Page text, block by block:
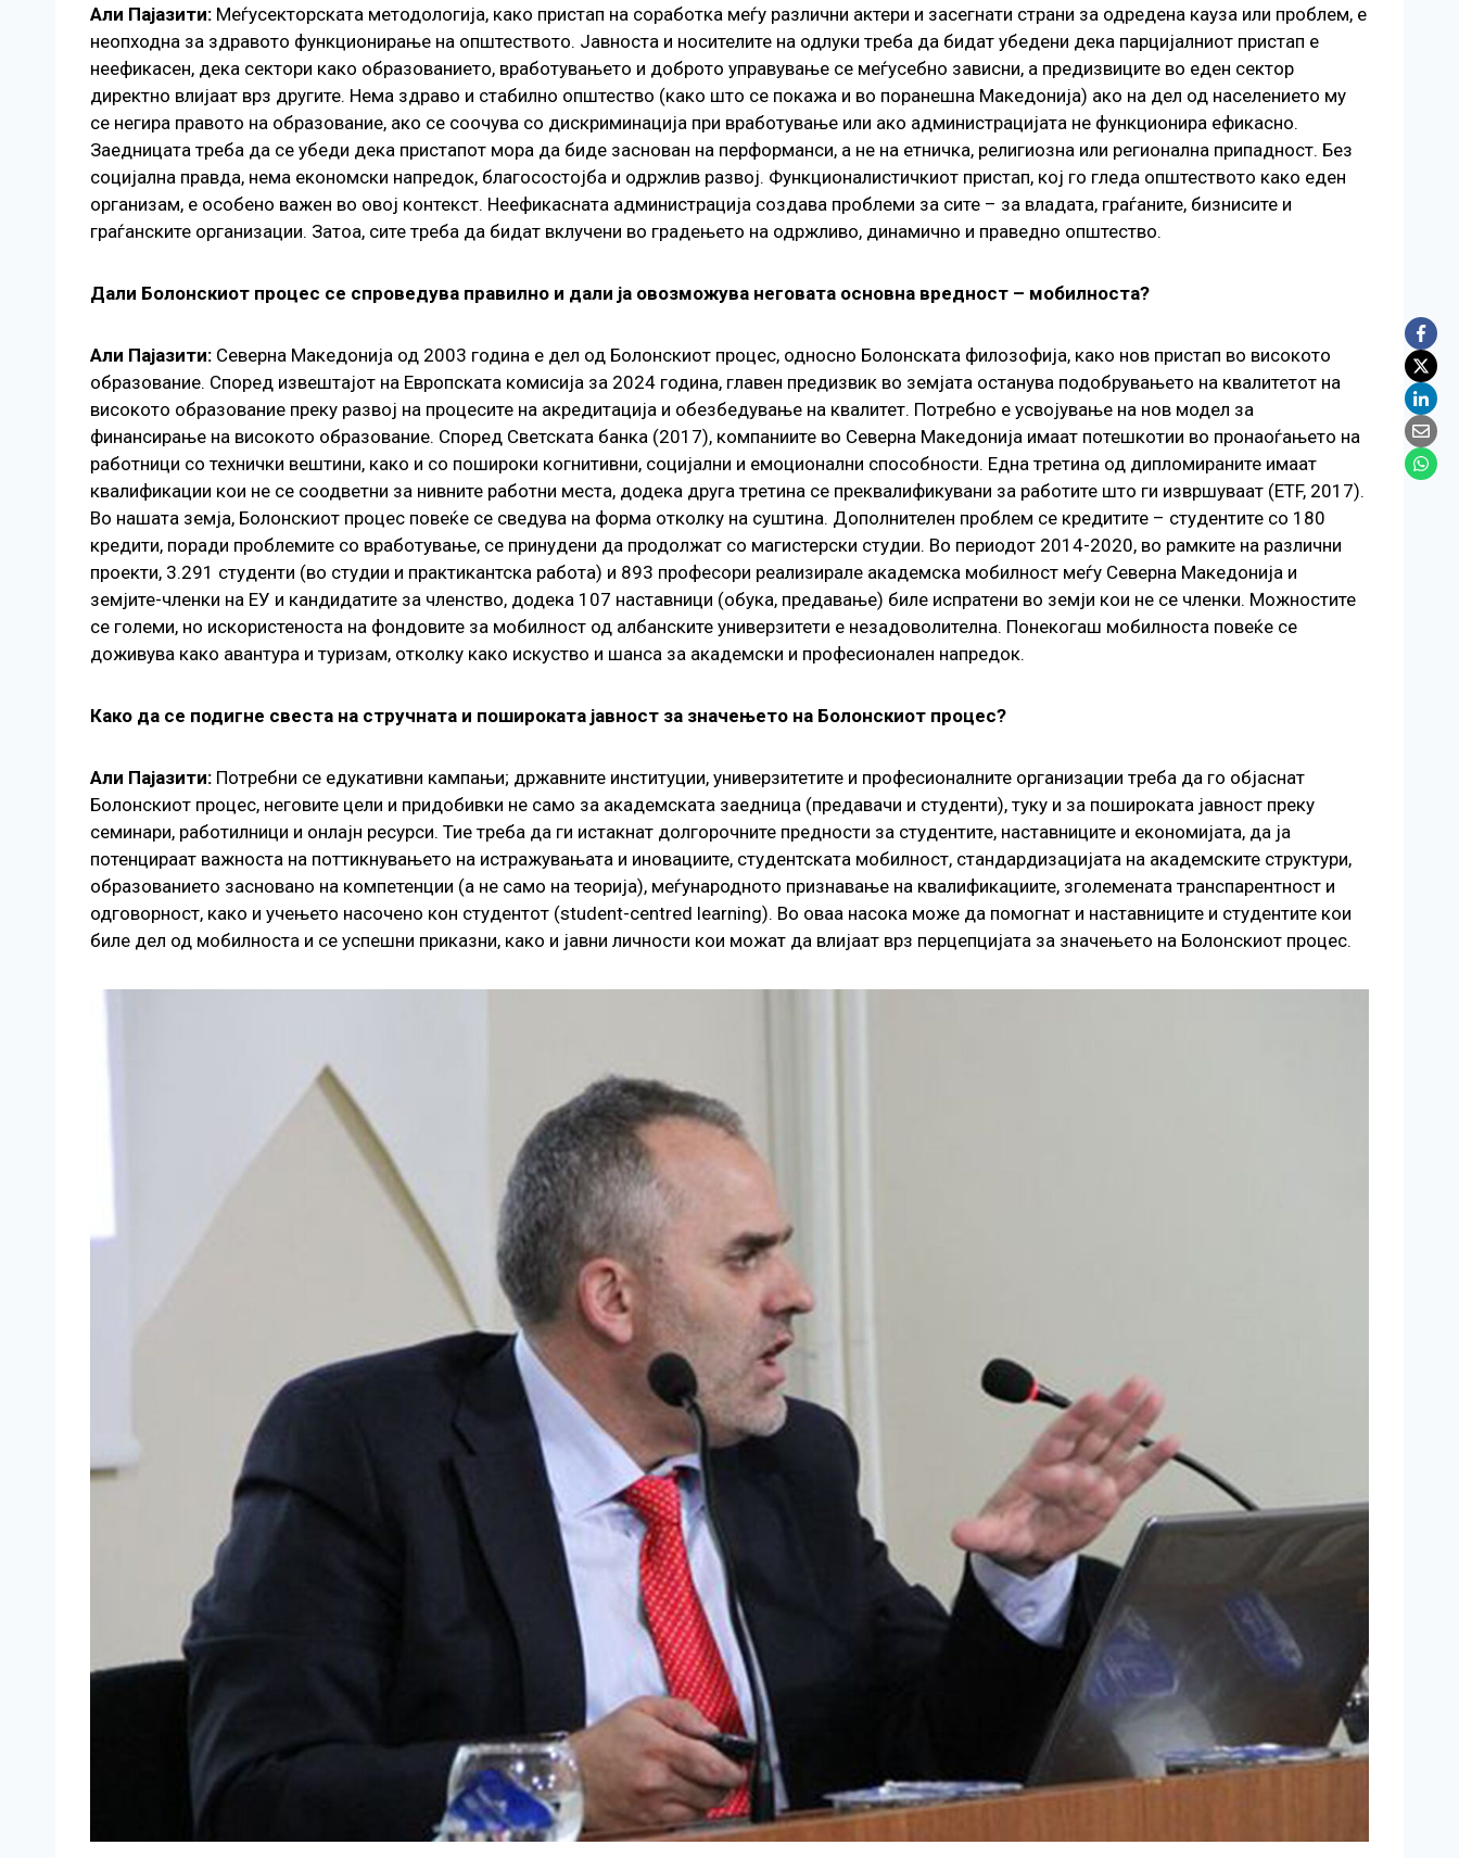
Али Пајазити: Меѓусекторската методологија, како пристап на соработка меѓу различни актери и засегнати страни за одредена кауза или проблем, е
неопходна за здравото функционирање на општеството. Јавноста и носителите на одлуки треба да бидат убедени дека парцијалниот пристап е
неефикасен, дека сектори како образованието, вработувањето и доброто управување се меѓусебно зависни, а предизвиците во еден сектор
директно влијаат врз другите. Нема здраво и стабилно општество (како што се покажа и во поранешна Македонија) ако на дел од населението му
се негира правото на образование, ако се соочува со дискриминација при вработување или ако администрацијата не функционира ефикасно.
Заедницата треба да се убеди дека пристапот мора да биде заснован на перформанси, а не на етничка, религиозна или регионална припадност. Без
социјална правда, нема економски напредок, благосостојба и одржлив развој. Функционалистичкиот пристап, кој го гледа општеството како еден
организам, е особено важен во овој контекст. Неефикасната администрација создава проблеми за сите – за владата, граѓаните, бизнисите и
граѓанските организации. Затоа, сите треба да бидат вклучени во градењето на одржливо, динамично и праведно општество.
Дали Болонскиот процес се спроведува правилно и дали ја овозможува неговата основна вредност – мобилноста?
Али Пајазити: Северна Македонија од 2003 година е дел од Болонскиот процес, односно Болонската филозофија, како нов пристап во високото
образование. Според извештајот на Европската комисија за 2024 година, главен предизвик во земјата останува подобрувањето на квалитетот на
високото образование преку развој на процесите на акредитација и обезбедување на квалитет. Потребно е усвојување на нов модел за
финансирање на високото образование. Според Светската банка (2017), компаниите во Северна Македонија имаат потешкотии во пронаоѓањето на
работници со технички вештини, како и со пошироки когнитивни, социјални и емоционални способности. Една третина од дипломираните имаат
квалификации кои не се соодветни за нивните работни места, додека друга третина се преквалификувани за работите што ги извршуваат (ETF, 2017).
Во нашата земја, Болонскиот процес повеќе се сведува на форма отколку на суштина. Дополнителен проблем се кредитите – студентите со 180
кредити, поради проблемите со вработување, се принудени да продолжат со магистерски студии. Во периодот 2014-2020, во рамките на различни
проекти, 3.291 студенти (во студии и практикантска работа) и 893 професори реализирале академска мобилност меѓу Северна Македонија и
земјите-членки на ЕУ и кандидатите за членство, додека 107 наставници (обука, предавање) биле испратени во земји кои не се членки. Можностите
се големи, но искористеноста на фондовите за мобилност од албанските универзитети е незадоволителна. Понекогаш мобилноста повеќе се
доживува како авантура и туризам, отколку како искуство и шанса за академски и професионален напредок.
Како да се подигне свеста на стручната и пошироката јавност за значењето на Болонскиот процес?
Али Пајазити: Потребни се едукативни кампањи; државните институции, универзитетите и професионалните организации треба да го објаснат
Болонскиот процес, неговите цели и придобивки не само за академската заедница (предавачи и студенти), туку и за пошироката јавност преку
семинари, работилници и онлајн ресурси. Тие треба да ги истакнат долгорочните предности за студентите, наставниците и економијата, да ја
потенцираат важноста на поттикнувањето на истражувањата и иновациите, студентската мобилност, стандардизацијата на академските структури,
образованието засновано на компетенции (а не само на теорија), меѓународното признавање на квалификациите, зголемената транспарентност и
одговорност, како и учењето насочено кон студентот (student-centred learning). Во оваа насока може да помогнат и наставниците и студентите кои
биле дел од мобилноста и се успешни приказни, како и јавни личности кои можат да влијаат врз перцепцијата за значењето на Болонскиот процес.